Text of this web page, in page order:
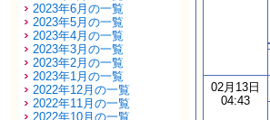
2023年6月の一覧
2023年5月の一覧
2023年4月の一覧
2023年3月の一覧
2023年2月の一覧
2023年1月の一覧
2022年12月の一覧
2022年11月の一覧
2022年10月の一覧
02月13日
04:43